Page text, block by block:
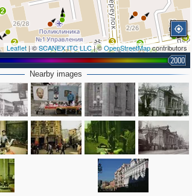
2
2
4
4
3
4
18
4
3
2
12 5
3
3
2
3
6
3
3
3
Leaflet | ©SCANEX ITC LLC| ©OpenStreetMapcontributors
2000
Nearby images